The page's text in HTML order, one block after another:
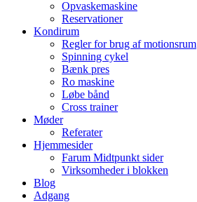
Opvaskemaskine
Reservationer
Kondirum
Regler for brug af motionsrum
Spinning cykel
Bænk pres
Ro maskine
Løbe bånd
Cross trainer
Møder
Referater
Hjemmesider
Farum Midtpunkt sider
Virksomheder i blokken
Blog
Adgang